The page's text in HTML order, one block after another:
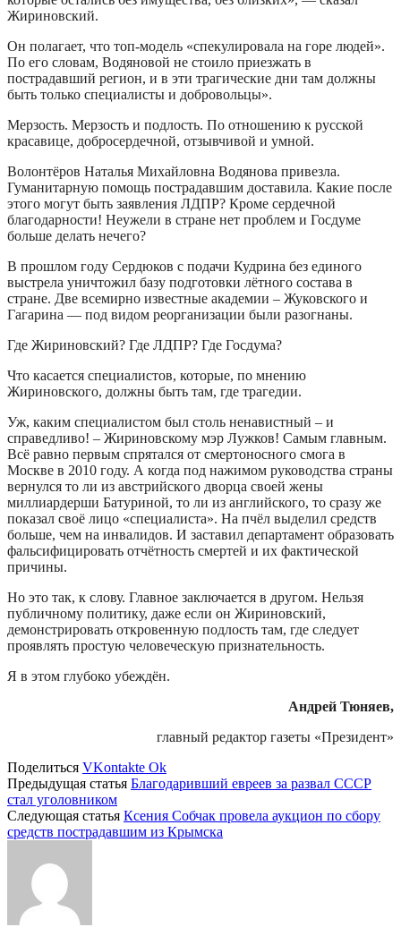
Жириновский.
Он полагает, что топ-модель «спекулировала на горе людей».
По его словам, Водяновой не стоило приезжать в
пострадавший регион, и в эти трагические дни там должны
быть только специалисты и добровольцы».
Мерзость. Мерзость и подлость. По отношению к русской
красавице, добросердечной, отзывчивой и умной.
Волонтёров Наталья Михайловна Водянова привезла.
Гуманитарную помощь пострадавшим доставила. Какие после
этого могут быть заявления ЛДПР? Кроме сердечной
благодарности! Неужели в стране нет проблем и Госдуме
больше делать нечего?
В прошлом году Сердюков с подачи Кудрина без единого
выстрела уничтожил базу подготовки лётного состава в
стране. Две всемирно известные академии – Жуковского и
Гагарина — под видом реорганизации были разогнаны.
Где Жириновский? Где ЛДПР? Где Госдума?
Что касается специалистов, которые, по мнению
Жириновского, должны быть там, где трагедии.
Уж, каким специалистом был столь ненавистный – и
справедливо! – Жириновскому мэр Лужков! Самым главным.
Всё равно первым спрятался от смертоносного смога в
Москве в 2010 году. А когда под нажимом руководства страны
вернулся то ли из австрийского дворца своей жены
миллиардерши Батуриной, то ли из английского, то сразу же
показал своё лицо «специалиста». На пчёл выделил средств
больше, чем на инвалидов. И заставил департамент образовать
фальсифицировать отчётность смертей и их фактической
причины.
Но это так, к слову. Главное заключается в другом. Нельзя
публичному политику, даже если он Жириновский,
демонстрировать откровенную подлость там, где следует
проявлять простую человеческую признательность.
Я в этом глубоко убеждён.
Андрей Тюняев,
главный редактор газеты «Президент»
Поделиться VKontakte Ok
Предыдущая статья Благодаривший евреев за развал СССР
стал уголовником
Следующая статья Ксения Собчак провела аукцион по сбору
средств пострадавшим из Крымска